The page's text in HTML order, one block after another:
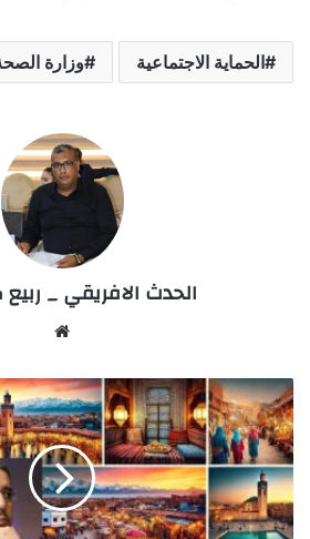
الحماية الاجتماعية وزارة
الحدث الافريقي _
مغرب
الحضارة:نداء
من
أجل
مبادرة
"احتضان"
لشابٍ